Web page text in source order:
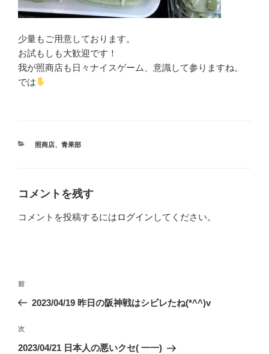
少量もご用意しております。
お試もしも大歓迎です！
我が照商店も日々ナイスゲーム、意識して参りますね。
では
カ
照商店、 青果部
コメントを残す
コメントを投稿するにはログイン してください。
投
ナ
ビ
ゲ
前
の
稿
前
2023/04/19 昨日の阪神戦はシビレたね(*^^)v
次
の
次
2023/04/21 日本人の悪いクセ( 一一)